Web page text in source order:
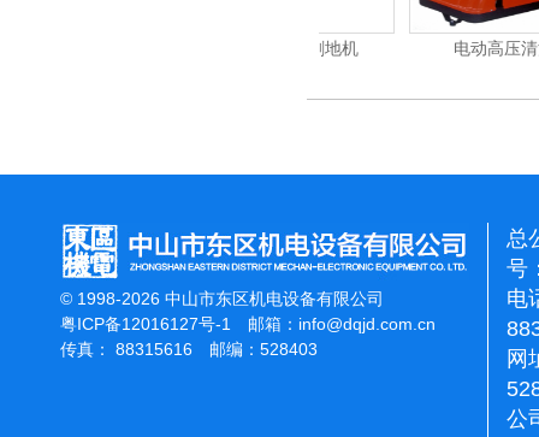
电动高压清洗机
© 1998-2026 中山市东区机电设备有限公司
粤ICP备12016127号-1
邮箱： info@dqjd.com.cn
传真： 88315616 邮编：528403
总
号
电
网
公